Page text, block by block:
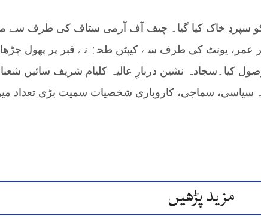
سپردِ خاک کیا گیا۔ چیف آف آرمی سٹاف کی طرف سے
یونٹ کی طرف سے کیپٹن طحہٰ نے قبر پر پھول
کیا۔سجادہ نشین دربارِ عالیہ کلیام شریف سائیں
سیاسی، سماجی، کاروباری شخصیات سمیت بڑی تعداد
مزید پڑھیں